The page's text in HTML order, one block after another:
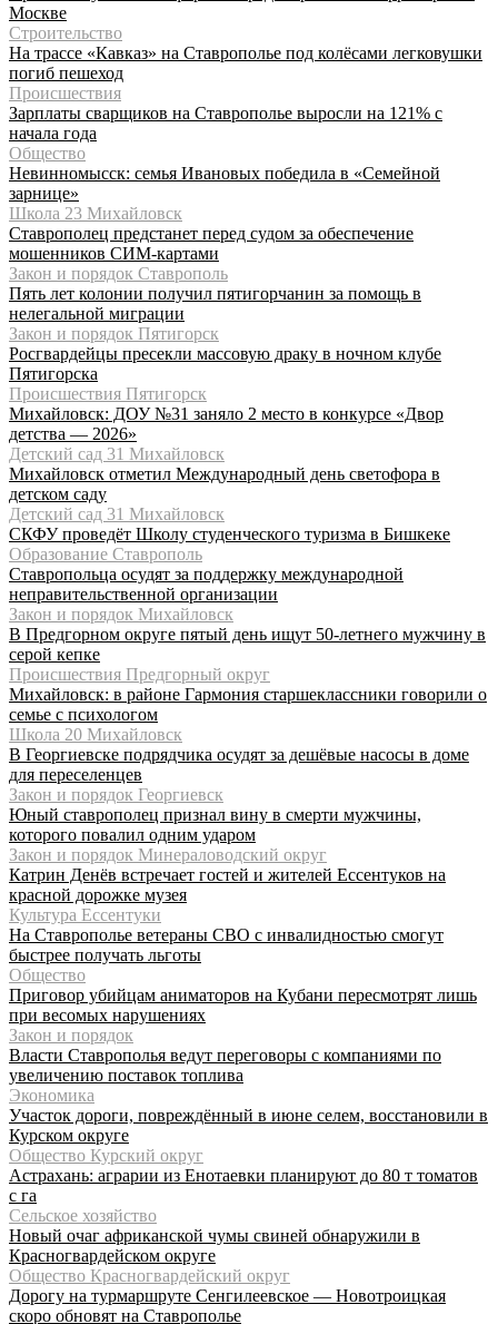
Москве
Строительство
На трассе «Кавказ» на Ставрополье под колёсами легковушки
погиб пешеход
Происшествия
Зарплаты сварщиков на Ставрополье выросли на 121% с
начала года
Общество
Невинномысск: семья Ивановых победила в «Семейной
зарнице»
Школа 23 Михайловск
Ставрополец предстанет перед судом за обеспечение
мошенников СИМ-картами
Закон и порядок Ставрополь
Пять лет колонии получил пятигорчанин за помощь в
нелегальной миграции
Закон и порядок Пятигорск
Росгвардейцы пресекли массовую драку в ночном клубе
Пятигорска
Происшествия Пятигорск
Михайловск: ДОУ №31 заняло 2 место в конкурсе «Двор
детства — 2026»
Детский сад 31 Михайловск
Михайловск отметил Международный день светофора в
детском саду
Детский сад 31 Михайловск
СКФУ проведёт Школу студенческого туризма в Бишкеке
Образование Ставрополь
Ставропольца осудят за поддержку международной
неправительственной организации
Закон и порядок Михайловск
В Предгорном округе пятый день ищут 50-летнего мужчину в
серой кепке
Происшествия Предгорный округ
Михайловск: в районе Гармония старшеклассники говорили о
семье с психологом
Школа 20 Михайловск
В Георгиевске подрядчика осудят за дешёвые насосы в доме
для переселенцев
Закон и порядок Георгиевск
Юный ставрополец признал вину в смерти мужчины,
которого повалил одним ударом
Закон и порядок Минераловодский округ
Катрин Денёв встречает гостей и жителей Ессентуков на
красной дорожке музея
Культура Ессентуки
На Ставрополье ветераны СВО с инвалидностью смогут
быстрее получать льготы
Общество
Приговор убийцам аниматоров на Кубани пересмотрят лишь
при весомых нарушениях
Закон и порядок
Власти Ставрополья ведут переговоры с компаниями по
увеличению поставок топлива
Экономика
Участок дороги, повреждённый в июне селем, восстановили в
Курском округе
Общество Курский округ
Астрахань: аграрии из Енотаевки планируют до 80 т томатов
с га
Сельское хозяйство
Новый очаг африканской чумы свиней обнаружили в
Красногвардейском округе
Общество Красногвардейский округ
Дорогу на турмаршруте Сенгилеевское — Новотроицкая
скоро обновят на Ставрополье